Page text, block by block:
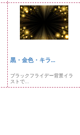
黒・金色・キラ...
ブラックフライデー背景イラ
ストで...